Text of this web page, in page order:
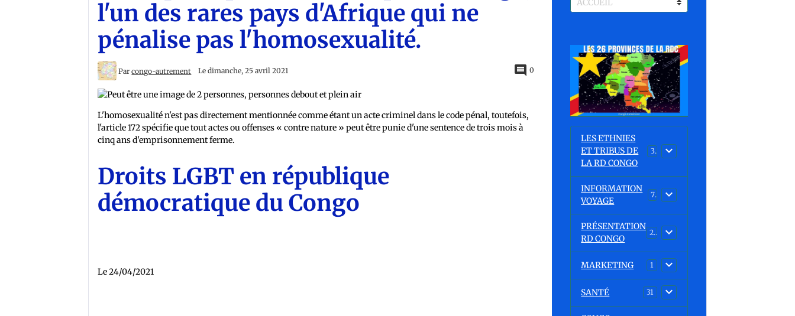
l'un des rares pays d'Afrique qui ne
pénalise pas l'homosexualité.
Parcongo-autrement Le dimanche, 25 avril 2021 0
L'homosexualité n'est pas directement mentionnée comme étant un acte criminel dans le code pénal, toutefois,
l'article 172 spécifie que tout actes ou offenses « contre nature » peut être punie d'une sentence de trois mois à
cinq ans d'emprisonnement ferme.
Droits LGBT en république
démocratique du Congo
Le 24/04/2021
LES ETHNIES
ET TRIBUS DE
LA RD CONGO
37
INFORMATION
VOYAGE
7
PRÉSENTATION
RD CONGO
23
MARKETING 1
SANTÉ 31